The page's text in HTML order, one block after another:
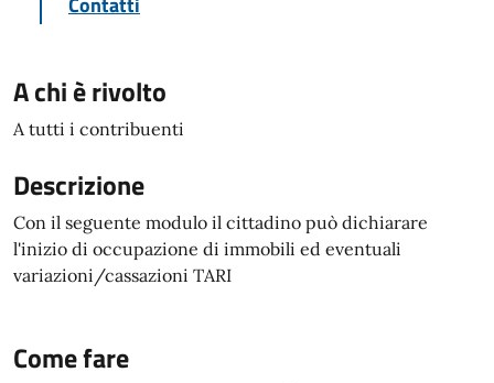
A chi è rivolto
A tutti i contribuenti
Descrizione
Con il seguente modulo il cittadino può dichiarare
l'inizio di occupazione di immobili ed eventuali
variazioni/cassazioni TARI
Come fare